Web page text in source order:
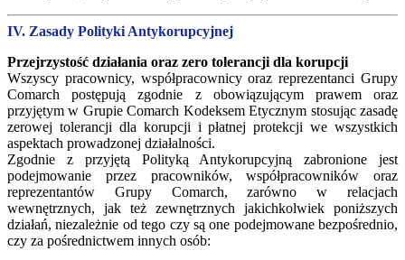
IV. Zasady Polityki Antykorupcyjnej
Przejrzystość działania oraz zero tolerancji dla korupcji
Wszyscy pracownicy, współpracownicy oraz reprezentanci Grupy
Comarch postępują zgodnie z obowiązującym prawem oraz
przyjętym w Grupie Comarch Kodeksem Etycznym stosując zasadę
zerowej tolerancji dla korupcji i płatnej protekcji we wszystkich
aspektach prowadzonej działalności.
Zgodnie z przyjętą Polityką Antykorupcyjną zabronione jest
podejmowanie przez pracowników, współpracowników oraz
reprezentantów Grupy Comarch, zarówno w relacjach
wewnętrznych, jak też zewnętrznych jakichkolwiek poniższych
działań, niezależnie od tego czy są one podejmowane bezpośrednio,
czy za pośrednictwem innych osób: